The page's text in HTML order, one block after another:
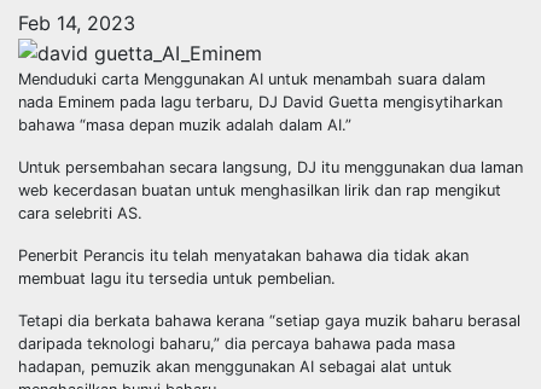
Feb 14, 2023
Menduduki carta Menggunakan AI untuk menambah suara dalam
nada Eminem pada lagu terbaru, DJ David Guetta mengisytiharkan
bahawa “masa depan muzik adalah dalam AI.”
Untuk persembahan secara langsung, DJ itu menggunakan dua laman
web kecerdasan buatan untuk menghasilkan lirik dan rap mengikut
cara selebriti AS.
Penerbit Perancis itu telah menyatakan bahawa dia tidak akan
membuat lagu itu tersedia untuk pembelian.
Tetapi dia berkata bahawa kerana “setiap gaya muzik baharu berasal
daripada teknologi baharu,” dia percaya bahawa pada masa
hadapan, pemuzik akan menggunakan AI sebagai alat untuk